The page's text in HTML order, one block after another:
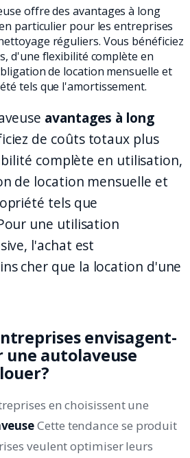
offre des avantages à long
particulier pour les entreprises
réguliers. Vous bénéficiez
d'une flexibilité complète en
de location mensuelle et
tels que l'amortissement.
avantages à long
de coûts totaux plus
complète en utilisation,
de location mensuelle et
tels que
une utilisation
l'achat est
cher que la location d'une
envisagent-
une autolaveuse
en choisissent une
Cette tendance se produit
veulent optimiser leurs